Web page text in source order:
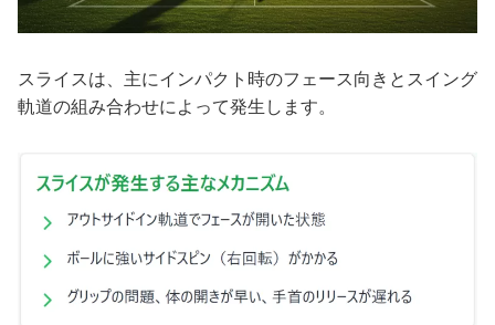
スライスは、主にインパクト時のフェース向きとスイング
軌道の組み合わせによって発生します。